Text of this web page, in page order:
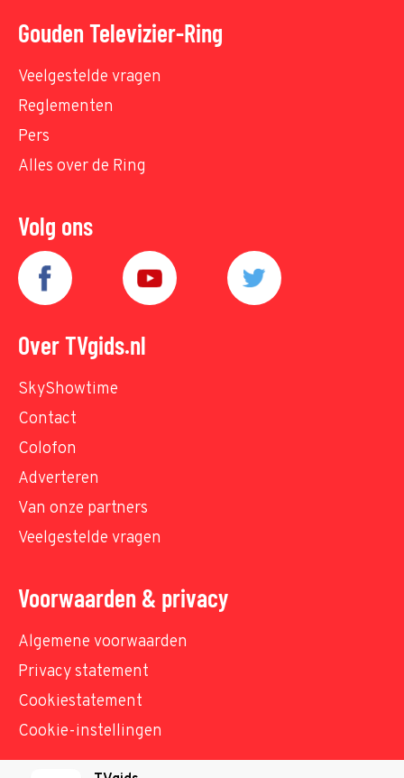
Gouden Televizier-Ring
Veelgestelde vragen
Reglementen
Pers
Alles over de Ring
Volg ons
Over TVgids.nl
SkyShowtime
Contact
Colofon
Adverteren
Van onze partners
Veelgestelde vragen
Voorwaarden & privacy
Algemene voorwaarden
Privacy statement
Cookiestatement
Cookie-instellingen